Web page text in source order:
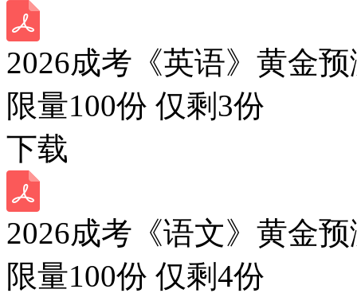
2026成考《英语》黄金
限量100份 仅剩 3份
下载
2026成考《语文》黄金
限量100份 仅剩4份